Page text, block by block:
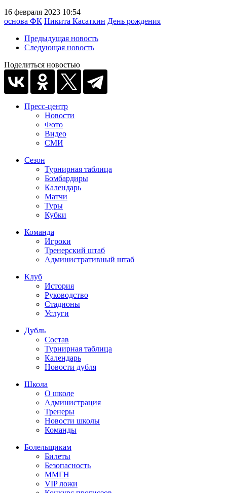
16 февраля 2023 10:54
основа ФК Никита Касаткин День рождения
Предыдущая новость
Следующая новость
Поделиться новостью
Пресс-центр
Новости
Фото
Видео
СМИ
Сезон
Турнирная таблица
Бомбардиры
Календарь
Матчи
Туры
Кубки
Команда
Игроки
Тренерский штаб
Административный штаб
Клуб
История
Руководство
Стадионы
Услуги
Дубль
Состав
Турнирная таблица
Календарь
Новости дубля
Школа
О школе
Администрация
Тренеры
Новости школы
Команды
Болельщикам
Билеты
Безопасность
ММГН
VIP ложи